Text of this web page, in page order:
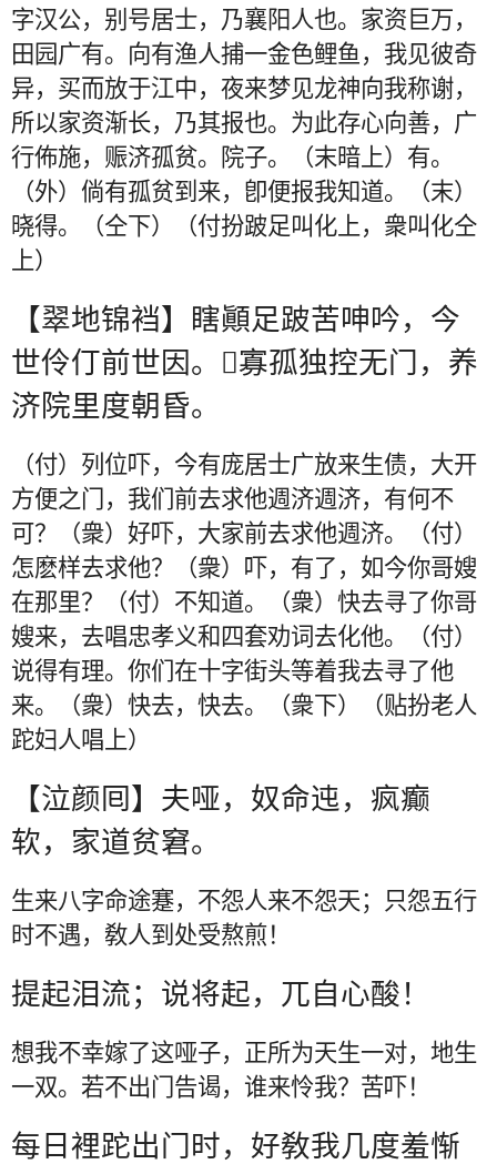
字汉公，别号居士，乃襄阳人也。家资巨万，
田园广有。向有渔人捕一金色鲤鱼，我见彼奇
异，买而放于江中，夜来梦见龙神向我称谢，
所以家资渐长，乃其报也。为此存心向善，广
行佈施，赈济孤贫。院子。（末暗上）有。
（外）倘有孤贫到来，卽便报我知道。（末）
晓得。（仝下）（付扮跛足叫化上，衆叫化仝
上）
【翠地锦裆】瞎顚足跛苦呻吟，今
世伶仃前世因。 𩻴寡孤独控无门，养
济院里度朝昏。
（付）列位吓，今有庞居士广放来生债，大开
方便之门，我们前去求他週济週济，有何不
可？（衆）好吓，大家前去求他週济。（付）
怎麽样去求他？（衆）吓，有了，如今你哥嫂
在那里？（付）不知道。（衆）快去寻了你哥
嫂来，去唱忠孝义和四套劝词去化他。（付）
说得有理。你们在十字街头等着我去寻了他
来。（衆）快去，快去。（衆下）（贴扮老人
跎妇人唱上）
【泣颜囘】夫哑，奴命迍，疯癫
软，家道贫窘。
生来八字命途蹇，不怨人来不怨天；只怨五行
时不遇，敎人到处受熬煎！
提起泪流；说将起，兀自心酸！
想我不幸嫁了这哑子，正所为天生一对，地生
一双。若不出门告谒，谁来怜我？苦吓！
每日裡跎出门时，好敎我几度羞惭